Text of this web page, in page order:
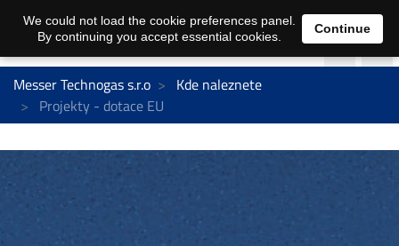
Messer Technogas s.r.o
Kde naleznete
Projekty - dotace EU
We could not load the cookie preferences panel.
By continuing you accept essential cookies.
Continue